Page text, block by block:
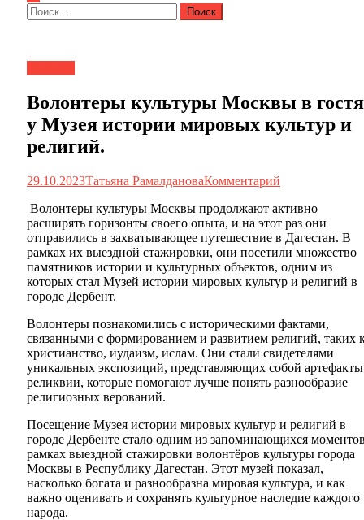
Найти:
Волонтеры культуры Москвы в
у Музея истории мировых культур и
религий.
29.10.2023Татьяна РамалдановаКомментарий
Волонтеры культуры Москвы продолжают активно
расширять горизонты своего опыта, и на этот раз они
отправились в захватывающее путешествие в Дагестан. В
рамках их выездной стажировки, они посетили множество
памятников истории и культурных объектов, одним из
которых стал Музей истории мировых культур и религий в
городе Дербент.
Волонтеры познакомились с историческими фактами,
связанными с формированием и развитием религий, таких
христианство, иудаизм, ислам. Они стали свидетелями
уникальных экспозиций, представляющих собой
реликвии, которые помогают лучше понять разнообразие
религиозных верований.
Посещение Музея истории мировых культур и религий в
городе Дербенте стало одним из запоминающихся
рамках выездной стажировки волонтёров культуры города
Москвы в Республику Дагестан. Этот музей показал,
насколько богата и разнообразна мировая культура, и как
важно оценивать и сохранять культурное наследие каждого
народа.